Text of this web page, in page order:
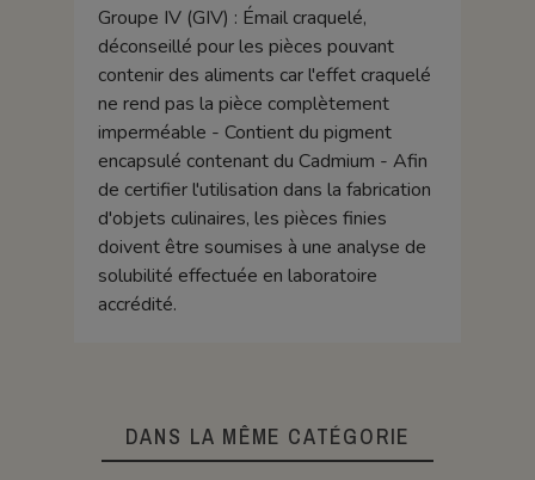
Groupe IV (GIV) : Émail craquelé,
déconseillé pour les pièces pouvant
contenir des aliments car l'effet craquelé
ne rend pas la pièce complètement
imperméable - Contient du pigment
encapsulé contenant du Cadmium - Afin
de certifier l'utilisation dans la fabrication
d'objets culinaires, les pièces finies
doivent être soumises à une analyse de
solubilité effectuée en laboratoire
accrédité.
DANS LA MÊME CATÉGORIE